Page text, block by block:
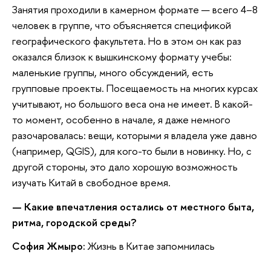
Занятия проходили в камерном формате — всего 4–8
человек в группе, что объясняется спецификой
географического факультета. Но в этом он как раз
оказался близок к вышкинскому формату учебы:
маленькие группы, много обсуждений, есть
групповые проекты. Посещаемость на многих курсах
учитывают, но большого веса она не имеет. В какой-
то момент, особенно в начале, я даже немного
разочаровалась: вещи, которыми я владела уже давно
(например, QGIS), для кого-то были в новинку. Но, с
другой стороны, это дало хорошую возможность
изучать Китай в свободное время.
— Какие впечатления остались от местного быта,
ритма, городской среды?
София Жмыро:Жизнь в Китае запомнилась